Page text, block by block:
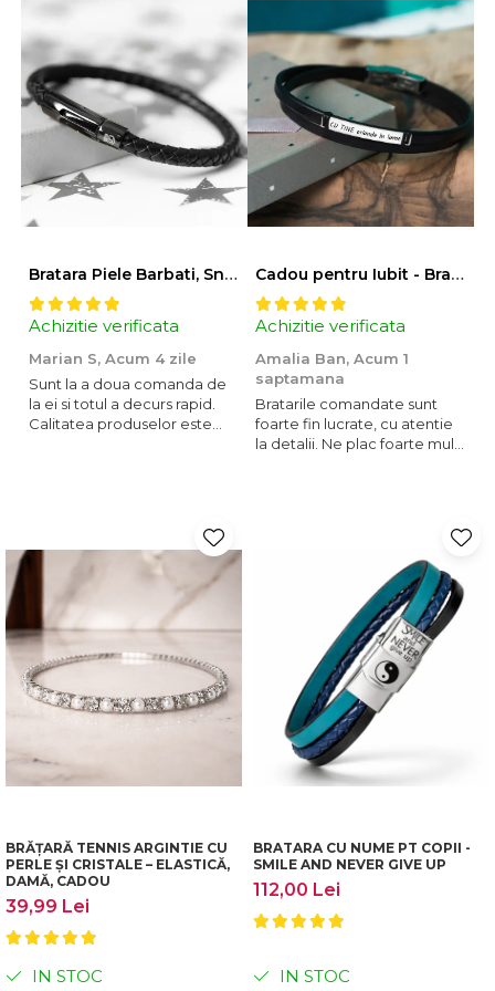
Bratara Piele Barbati, Snur Impletit si Inox Negru Cromat
Achizitie verificata
Marian S, Acum 4 zile
Sunt la a doua comanda de
la ei si totul a decurs rapid.
Calitatea produselor este
Cadou pentru Iubit - Bratara din Piele si Argint - mesaj Cu tine
Achizitie verificata
Amalia Ban, Acum 1
saptamana
Bratarile comandate sunt
foarte fin lucrate, cu atentie
la detalii. Ne plac foarte mult
BRĂȚARĂ TENNIS ARGINTIE CU
PERLE ȘI CRISTALE – ELASTICĂ,
DAMĂ, CADOU
39,99 Lei
IN STOC
BRATARA CU NUME PT COPII -
SMILE AND NEVER GIVE UP
112,00 Lei
IN STOC